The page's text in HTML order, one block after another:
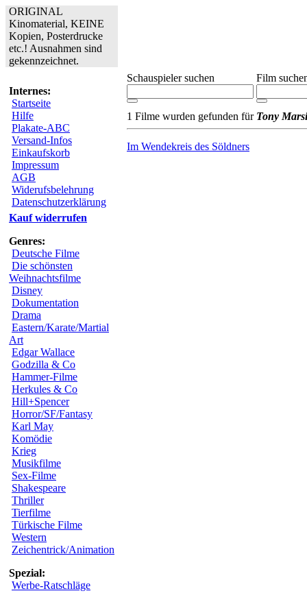
ORIGINAL
Kinomaterial, KEINE
Kopien, Posterdrucke
etc.! Ausnahmen sind
gekennzeichnet.
Internes:
Startseite
Hilfe
Plakate-ABC
Versand-Infos
Einkaufskorb
Impressum
AGB
Widerufsbelehrung
Datenschutzerklärung
Kauf widerrufen
Genres:
Deutsche Filme
Die schönsten
Weihnachtsfilme
Disney
Dokumentation
Drama
Eastern/Karate/Martial
Art
Edgar Wallace
Godzilla & Co
Hammer-Filme
Herkules & Co
Hill+Spencer
Horror/SF/Fantasy
Karl May
Komödie
Krieg
Musikfilme
Sex-Filme
Shakespeare
Thriller
Tierfilme
Türkische Filme
Western
Zeichentrick/Animation
Spezial:
Werbe-Ratschläge
Schauspieler suchen Film
1 Filme wurden gefunden für Tony
Im Wendekreis des Söldners